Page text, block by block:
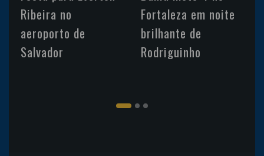
Ribeira no
aeroporto de
Salvador
Fortaleza em noite
brilhante de
Rodriguinho